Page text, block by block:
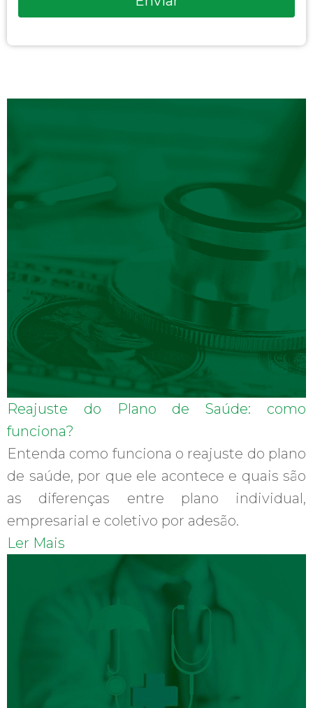
Reajuste do Plano de Saúde: como
funciona?
Entenda como funciona o reajuste do plano
de saúde, por que ele acontece e quais são
as diferenças entre plano individual,
empresarial e coletivo por adesão.
Ler Mais